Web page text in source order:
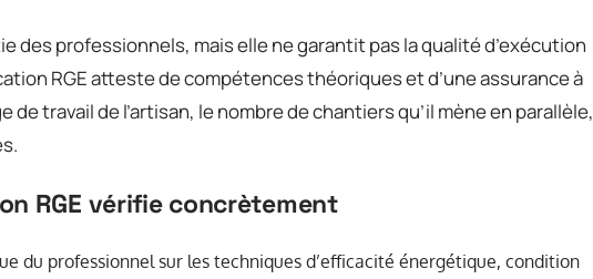
des professionnels, mais elle ne garantit pas la qualité d’exécution
RGE atteste de compétences théoriques et d’une assurance à
de travail de l’artisan, le nombre de chantiers qu’il mène en parallèle,
RGE vérifie concrètement
du professionnel sur les techniques d’efficacité énergétique, condition